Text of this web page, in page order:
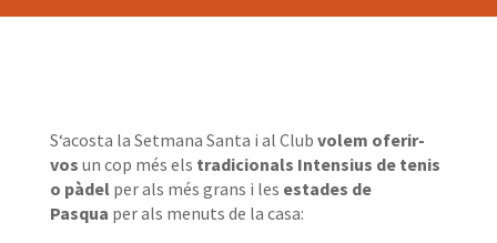
S‘acosta la Setmana Santa i al Club volem oferir-
vos un cop més els tradicionals Intensius de tenis
o pàdelper als més grans i les estades de
Pasqua per als menuts de la casa: